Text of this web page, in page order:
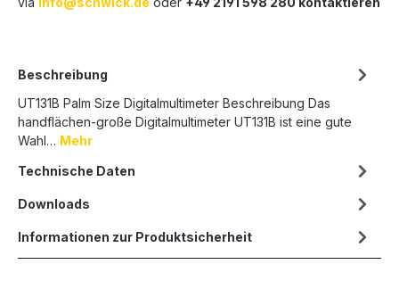
Beschreibung
UT131B Palm Size Digitalmultimeter Beschreibung Das
handflächen-große Digitalmultimeter UT131B ist eine gute
Wahl… Mehr
Technische Daten
Downloads
Informationen zur Produktsicherheit